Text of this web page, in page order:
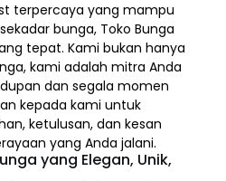
terpercaya yang mampu
bunga, Toko Bunga
tepat. Kami bukan hanya
kami adalah mitra Anda
dan segala momen
kepada kami untuk
ketulusan, dan kesan
yang Anda jalani.
yang Elegan, Unik,